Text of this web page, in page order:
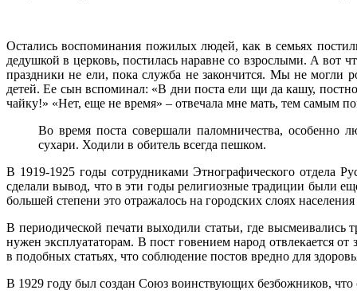
Остались воспоминания пожилых людей, как в семьях
дедушкой в церковь, постилась наравне со взрослыми. А вот
праздники не ели, пока служба не закончится. Мы не могли
детей. Ее сын вспоминал: «В дни поста ели щи да кашу,
чайку!» «Нет, еще не время» – отвечала мне мать, тем самым
Во время поста совершали паломничества, особенно
сухари. Ходили в обитель всегда пешком.
В 1919-1925 годы сотрудниками Этнографического отдела
сделали вывод, что в эти годы религиозные традиции были
большей степени это отражалось на городских слоях
В периодической печати выходили статьи, где
нужен эксплуататорам. В пост говением народ отвлекается
в подобных статьях, что соблюдение постов вредно для
В 1929 году был создан Союз воинствующих безбожников, что